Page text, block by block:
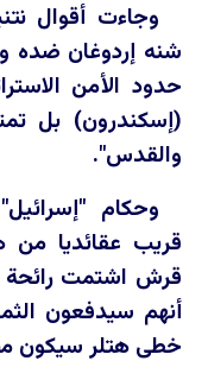
وجاءت أقوال
شنه إردوغان ضده
حدود الأمن
(إسكندرون) بل
والقدس".
وحكام
قريب عقائديا من
قرش اشتمت رائحة
أنهم سيدفعون
خطى هتلر سيكون